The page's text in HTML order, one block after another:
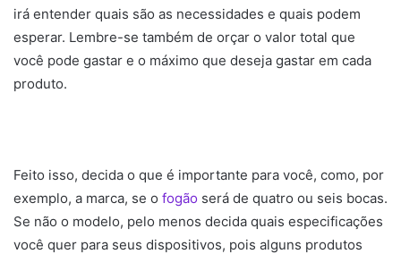
irá entender quais são as necessidades e quais podem
esperar. Lembre-se também de orçar o valor total que
você pode gastar e o máximo que deseja gastar em cada
produto.
Feito isso, decida o que é importante para você, como, por
exemplo, a marca, se o fogão será de quatro ou seis bocas.
Se não o modelo, pelo menos decida quais especificações
você quer para seus dispositivos, pois alguns produtos